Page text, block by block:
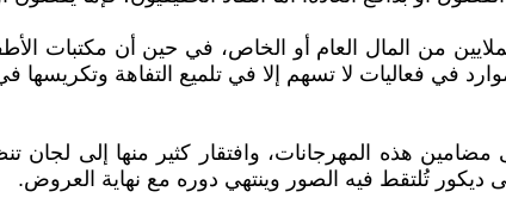
من المال العام أو الخاص، في حين أن مكتبات
في فعاليات لا تسهم إلا في تلميع التفاهة وتكريسها
مضامين هذه المهرجانات، وافتقار كثير منها إلى
ديكور تُلتقط فيه الصور وينتهي دوره مع نهاية العروض.